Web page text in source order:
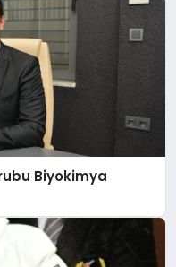
Biyokimya